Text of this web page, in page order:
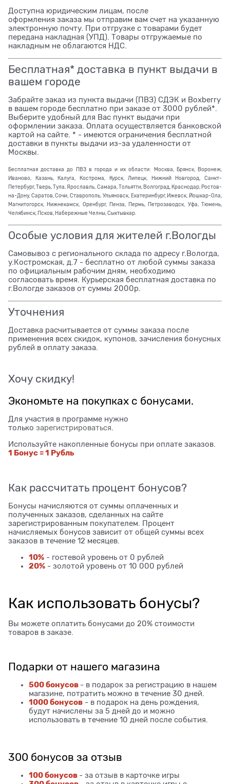
Доступна юридическим лицам, после
оформления заказа мы отправим вам счет на указанную
электронную почту. При отгрузке с товарами будет
передана накладная (УПД). Товары отгружаемые по
накладным не облагаются НДС.
Бесплатная* доставка в пункт выдачи в
вашем городе
Забрайте заказ из пункта выдачи (ПВЗ) СДЭК и Boxberry
в вашем городе бесплатно при заказе от 3000 рублей*.
Выберите удобный для Вас пункт выдачи при
оформлении заказа. Оплата осуществляется банковской
картой на сайте. * - имеются ограничения бесплатной
доставки в пункты выдачи из-за удаленности от
Москвы.
Бесплатная доставка до ПВЗ в города и их области: Москва, Брянск, Воронеж,
Иваново, Казань, Калуга, Кострома, Курск, Липецк, Нижний Новгород, Санкт-
Петербург, Тверь, Тула, Ярославль, Самара, Тольятти, Волгоград, Краснодар, Ростов-
на-Дону, Саратов, Сочи, Ставрополь, Ульяновск, Екатеринбург, Ижевск, Йошкар-Ола,
Магнитогорск, Нижнекамск, Оренбург, Пенза, Пермь, Петрозаводск, Уфа, Тюмень,
Челябинск, Псков, Набережные Челны, Сыктывкар.
Особые условия для жителей г.Вологды
Самовывоз с регионального склада по адресу г.Вологда,
у.Костромская, д.7 - бесплатно от любой суммы заказа
по официальным рабочим дням, необходимо
согласовать время. Курьерская бесплатная доставка по
г.Вологде заказов от суммы 2000р.
Уточнения
Доставка расчитывается от суммы заказа после
применения всех скидок, купонов, зачисления бонусных
рублей в оплату заказа.
Хочу скидку!
Экономьте на покупках с бонусами.
Для участия в программе нужно
только зарегистрироваться
Используйте накопленные бонусы при оплате заказов.
1 Бонус = 1 Рубль
Как рассчитать процент бонусов?
Бонусы начисляются от суммы оплаченных и
полученных заказов, сделанных на сайте
зарегистрированным покупателем. Процент
начисляемых бонусов зависит от общей суммы всех
заказов в течение 12 месяцев.
10% - гостевой уровень от 0 рублей
20% - золотой уровень от 10 000 рублей
Как использовать бонусы?
Вы можете оплатить бонусами до 20% стоимости
товаров в заказе.
Подарки от нашего магазина
500 бонусов - в подарок за регистрацию в нашем
магазине, потратить можно в течение 30 дней.
1000 бонусов - в подарок на день рождения,
будут начислены за 5 дней до и можно
использовать в течение 10 дней после события.
300 бонусов за отзыв
100 бонусов - за отзыв в карточке игры